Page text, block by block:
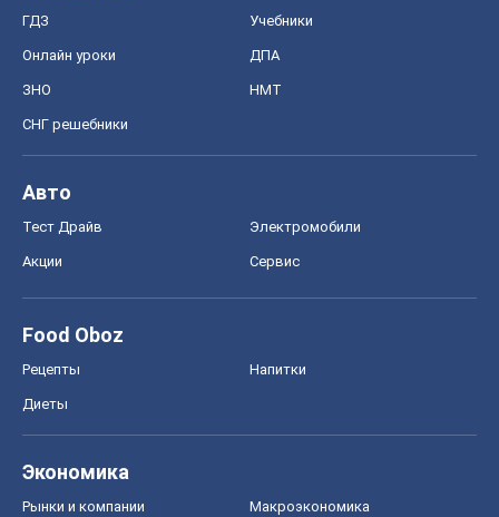
ГДЗ Учебники
Онлайн уроки ДПА
ЗНО НМТ
СНГ решебники
Авто
Тест Драйв Электромобили
Акции Сервис
Food Oboz
Рецепты Напитки
Диеты
Экономика
Рынки и компании Mакроэкономика